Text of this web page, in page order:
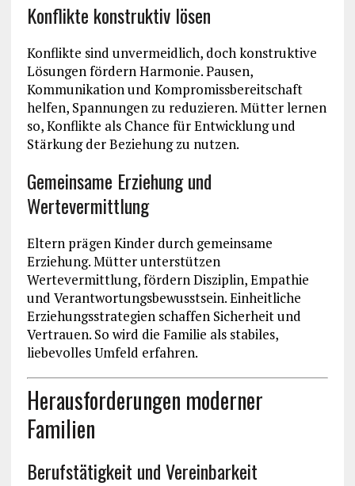
Konflikte konstruktiv lösen
Konflikte sind unvermeidlich, doch konstruktive
Lösungen fördern Harmonie. Pausen,
Kommunikation und Kompromissbereitschaft
helfen, Spannungen zu reduzieren. Mütter lernen
so, Konflikte als Chance für Entwicklung und
Stärkung der Beziehung zu nutzen.
Gemeinsame Erziehung und
Wertevermittlung
Eltern prägen Kinder durch gemeinsame
Erziehung. Mütter unterstützen
Wertevermittlung, fördern Disziplin, Empathie
und Verantwortungsbewusstsein. Einheitliche
Erziehungsstrategien schaffen Sicherheit und
Vertrauen. So wird die Familie als stabiles,
liebevolles Umfeld erfahren.
Herausforderungen moderner
Familien
Berufstätigkeit und Vereinbarkeit